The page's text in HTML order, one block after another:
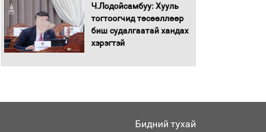
“Хар жагсаалт”-ын
асуудлыг цэгцлэх
чиглэлээр
Монголбанкны
хугацаатай үүрэг өглөө
шийдвэрлэж өгөхөөр
Ч.Лодойсамбуу: Хууль
тогтоогчид төсөөллөөр
биш судалгаатай хандах
хэрэгтэй
Бидний тухай